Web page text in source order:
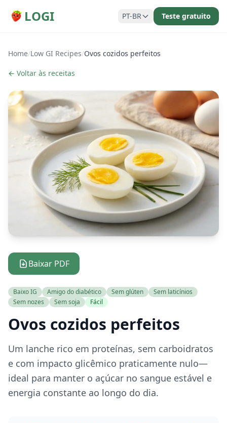
LOGI PT-BR Teste gratuito
Home/Low GI Recipes/Ovos cozidos perfeitos
← Voltar às receitas
Baixar PDF
Baixo IG Amigo do diabético Sem glúten
Sem laticínios
Sem nozes
Sem soja Fácil
Ovos cozidos perfeitos
Um lanche rico em proteínas, sem carboidratos
e com impacto glicêmico praticamente nulo—
ideal para manter o açúcar no sangue estável e
energia constante ao longo do dia.